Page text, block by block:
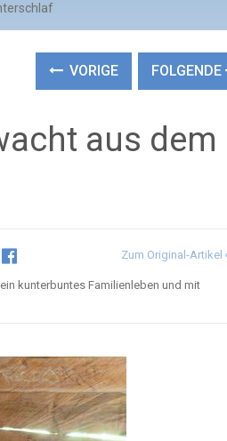
VORIGE FOLGENDE
aus dem
Zum Original-Artikel
kunterbuntes Familienleben und mit